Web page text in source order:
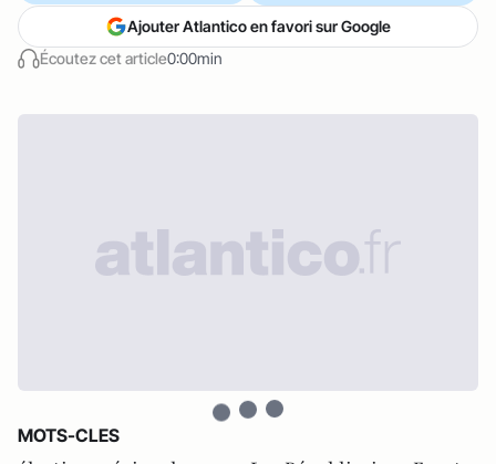
Écoutez cet article0:00min
Ajouter Atlantico en favori sur Google
MOTS-CLES